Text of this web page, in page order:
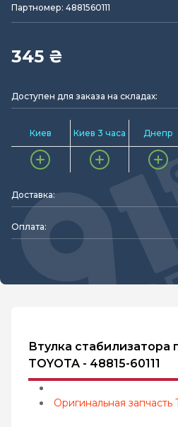
Партномер: 4881560111
345 ₴
Доступен для заказа на складах:
Киев Киев 3 часа Днепр
Доставка:
Оплата:
Втулка стабилизатора
TOYOTA - 48815-60111
Оригинальная запчасть